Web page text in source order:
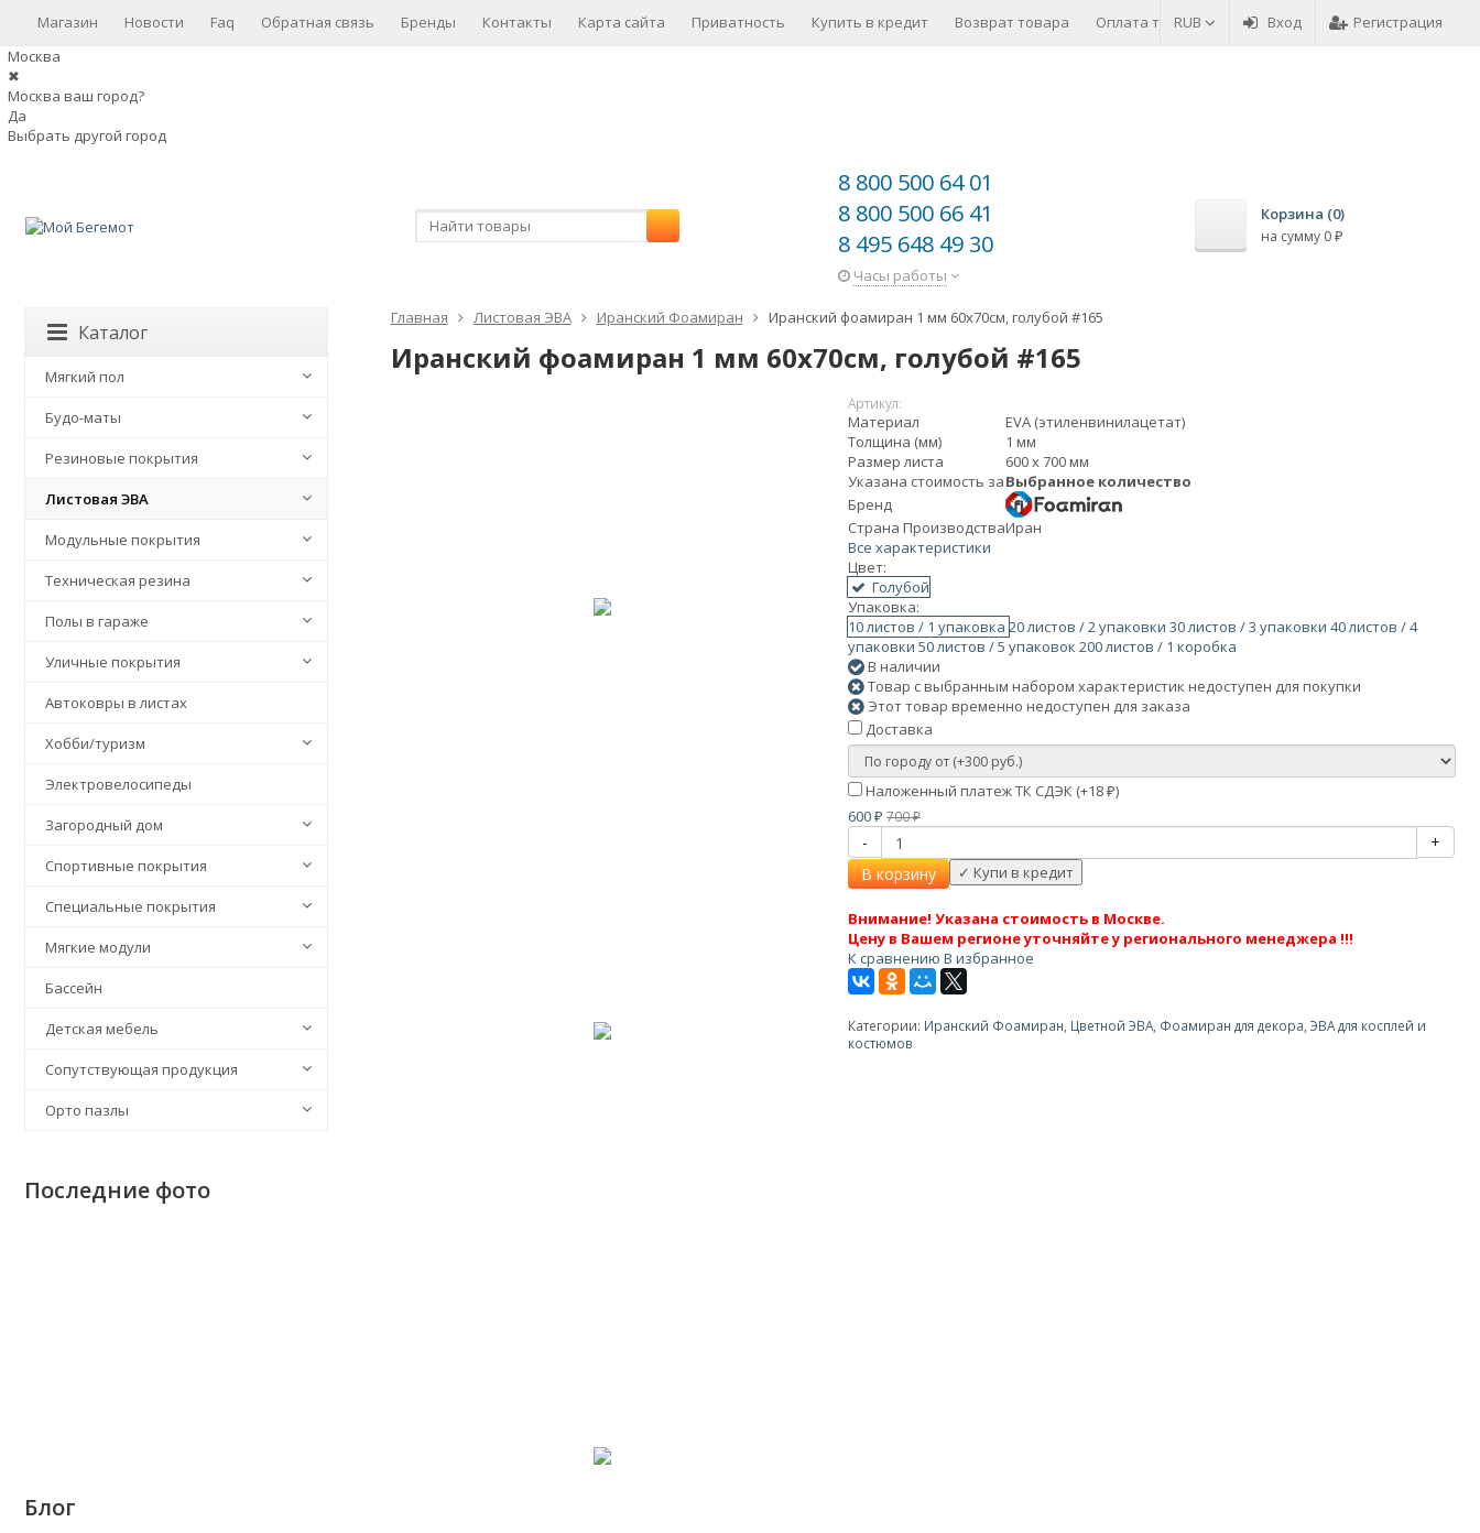
RUB Вход Регистрация
Магазин Новости Faq Обратная связь Бренды Контакты Карта сайта Приватность Купить в кредит Возврат товара
Оплата товара
Москва
✖
Москва ваш город?
Да
Выбрать другой город
8 800 500 64 01
8 800 500 66 41
8 495 648 49 30
Часы работы
Корзина (0)
на сумму 0 ₽
Главная Листовая ЭВА Иранский Фоамиран Иранский фоамиран 1 мм 60х70см, голубой #165
Иранский фоамиран 1 мм 60х70см, голубой #165
Артикул:
Материал
EVA (этиленвинилацетат)
Толщина (мм)
1 мм
Размер листа
600 х 700 мм
Указана стоимость заВыбранное количество
Бренд
Страна ПроизводстваИран
Все характеристики
Цвет:
Голубой
Упаковка:
10 листов / 1 упаковка 20 листов / 2 упаковки30 листов / 3 упаковки40 листов / 4
упаковки50 листов / 5 упаковок200 листов / 1 коробка
В наличии
Товар с выбранным набором характеристик недоступен для покупки
Этот товар временно недоступен для заказа
Доставка
Наложенный платеж ТК СДЭК (+18₽)
600₽ 700₽
-
+
В корзину
Внимание! Указана стоимость в Москве.
Цену в Вашем регионе уточняйте у регионального менеджера !!!
К сравнению В избранное
Категории: Иранский Фоамиран Цветной ЭВА Фоамиран для декора ,ЭВА для косплей и
костюмов
Каталог
Мягкий пол
Будо-маты
Резиновые покрытия
Листовая ЭВА
Модульные покрытия
Техническая резина
Полы в гараже
Уличные покрытия
Автоковры в листах
Хобби/туризм
Электровелосипеды
Загородный дом
Спортивные покрытия
Специальные покрытия
Мягкие модули
Бассейн
Детская мебель
Сопутствующая продукция
Орто пазлы
Последние фото
Блог